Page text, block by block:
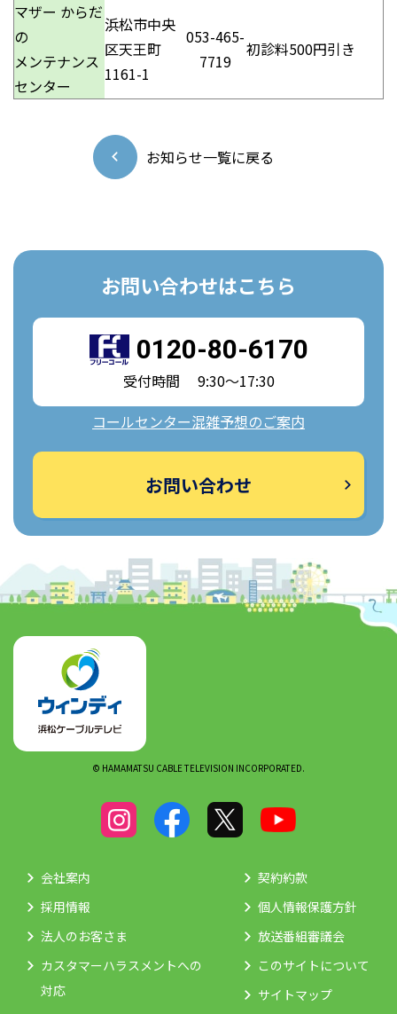
マザー からだ
の
メンテナンス
センター
浜松市中央
区天王町
1161-1
053-465-
7719
初診料500円引き
お知らせ一覧に戻る
お問い合わせはこちら
0120-80-6170
受付時間 9:30～17:30
コールセンター混雑予想のご案内
お問い合わせ
© HAMAMATSU CABLE TELEVISION INCORPORATED.
会社案内
採用情報
法人のお客さま
カスタマーハラスメントへの
対応
契約約款
個人情報保護方針
放送番組審議会
このサイトについて
サイトマップ